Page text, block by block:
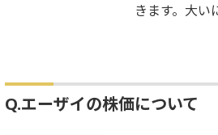
きます。大い
Q.エーザイの株価について